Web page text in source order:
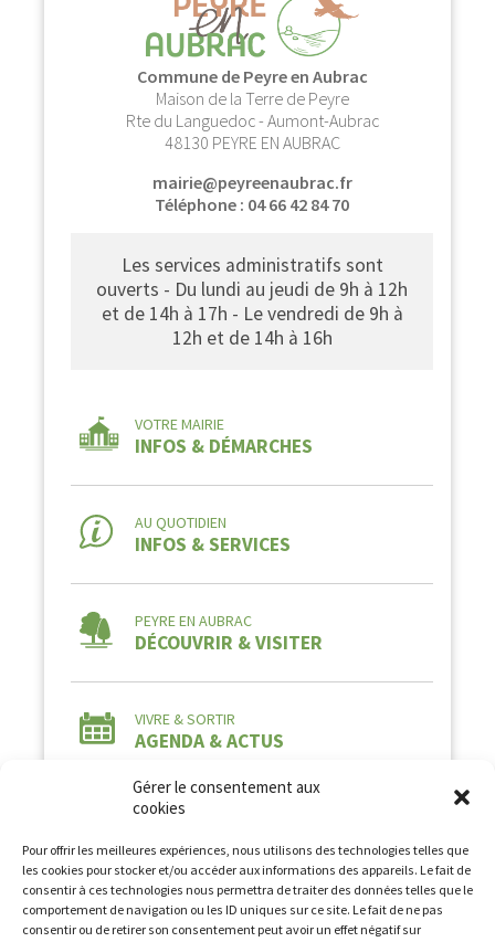
Gérer le consentement aux
cookies
Pour offrir les meilleures expériences, nous utilisons des technologies telles que
les cookies pour stocker et/ou accéder aux informations des appareils. Le fait de
consentir à ces technologies nous permettra de traiter des données telles que le
comportement de navigation ou les ID uniques sur ce site. Le fait de ne pas
consentir ou de retirer son consentement peut avoir un effet négatif sur
Les services administratifs sont
ouverts - Du lundi au jeudi de 9h à 12h
et de 14h à 17h - Le vendredi de 9h à
12h et de 14h à 16h
Commune de Peyre en Aubrac
Maison de la Terre de Peyre
Rte du Languedoc - Aumont-Aubrac
48130 PEYRE EN AUBRAC
mairie@peyreenaubrac.fr
Téléphone : 04 66 42 84 70
VOTRE MAIRIE
INFOS & DÉMARCHES
AU QUOTIDIEN
INFOS & SERVICES
PEYRE EN AUBRAC
DÉCOUVRIR & VISITER
VIVRE & SORTIR
AGENDA & ACTUS
Tous droits réservés à la Commune de Peyre en
Aubrac2026 -Mentions légales-Politique de